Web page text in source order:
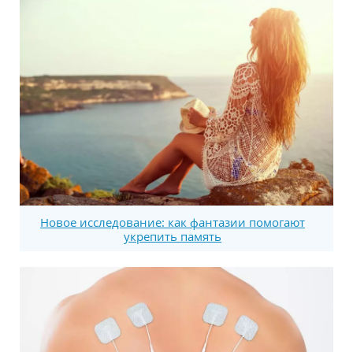
Новое исследование: как фантазии помогают
укрепить память